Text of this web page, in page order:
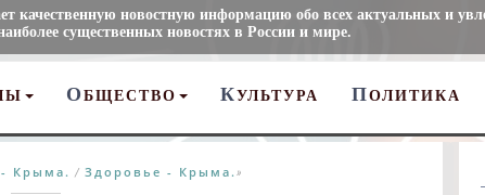
качественную новостную информацию обо всех актуальных и
существенных новостях в России и мире.
О БЩЕСТВО КУЛЬТУРА ПОЛИТИКА
- Крыма. / Здоровье - Крыма. »